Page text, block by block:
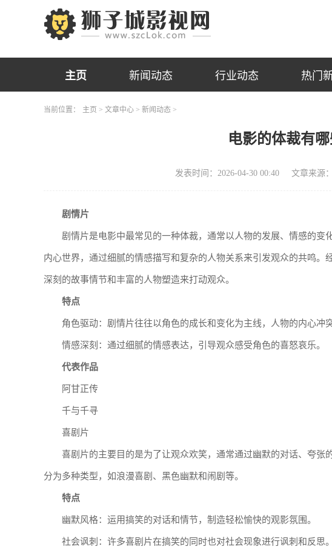
主页 新闻动态 行业动态 热门
当前位置： 主页 > 文章中心 > 新闻动态 >
电影的体裁有
发表时间：2026-04-30 00:40 文章来源
剧情片
剧情片是电影中最常见的一种体裁，通常以人物的发展、情感的变
内心世界，通过细腻的情感描写和复杂的人物关系来引发观众的共鸣。
深刻的故事情节和丰富的人物塑造来打动观众。
特点
角色驱动：剧情片往往以角色的成长和变化为主线，人物的内心冲
情感深刻：通过细腻的情感表达，引导观众感受角色的喜怒哀乐。
代表作品
阿甘正传
千与千寻
喜剧片
喜剧片的主要目的是为了让观众欢笑，通常通过幽默的对话、夸张
分为多种类型，如浪漫喜剧、黑色幽默和闹剧等。
特点
幽默风格：运用搞笑的对话和情节，制造轻松愉快的观影氛围。
社会讽刺：许多喜剧片在搞笑的同时也对社会现象进行讽刺和反思。